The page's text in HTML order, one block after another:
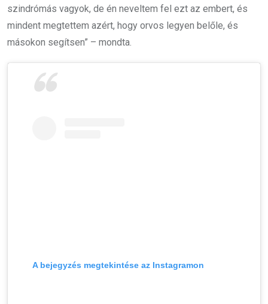
szindrómás vagyok, de én neveltem fel ezt az embert, és
mindent megtettem azért, hogy orvos legyen belőle, és
másokon segítsen” – mondta.
A bejegyzés megtekintése az Instagramon